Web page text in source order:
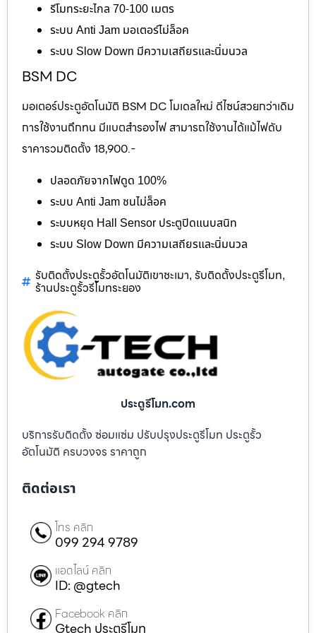
รีโมทระยะไกล 70-100 เมตร
ระบบ Anti Jam มอเตอร์ไม่ล็อค
ระบบ Slow Down มีความเสถียรและนิ่มนวล
BSM DC
มอเตอร์ประตูอัตโนมัติ BSM DC โมเดลใหม่ ดีไซน์สวยกว่าเดิม
การใช้งานถึกทน มีแบตสำรองไฟ สามารถใช้งานได้แม้ไฟดับ
ราคารวมติดตั้ง 18,900.-
ปลอดภัยจากไฟดูด 100%
ระบบ Anti Jam ชนไม่ล็อค
ระบบหยุด Hall Sensor ประตูปิดแนบสนิท
ระบบ Slow Down มีความเสถียรและนิ่มนวล
รับติดตั้งประตูรั้วอัตโนมัติเขาชะเมา, รับติดตั้งประตูรีโมท,
ร้านประตูรั้วรีโมทระยอง
ประตูรีโมท.com
บริการรับติดตั้ง ซ่อมแซ่ม ปรับปรุงประตูรีโมท ประตูรั้ว
อัตโนมัติ ครบวงจร ราคาถูก
ติดต่อเรา
โทร คลิก
099 294 9789
แอดไลน์ คลิก
ID: @gtech
Facebook คลิก
Gtech ประตูรีโมท